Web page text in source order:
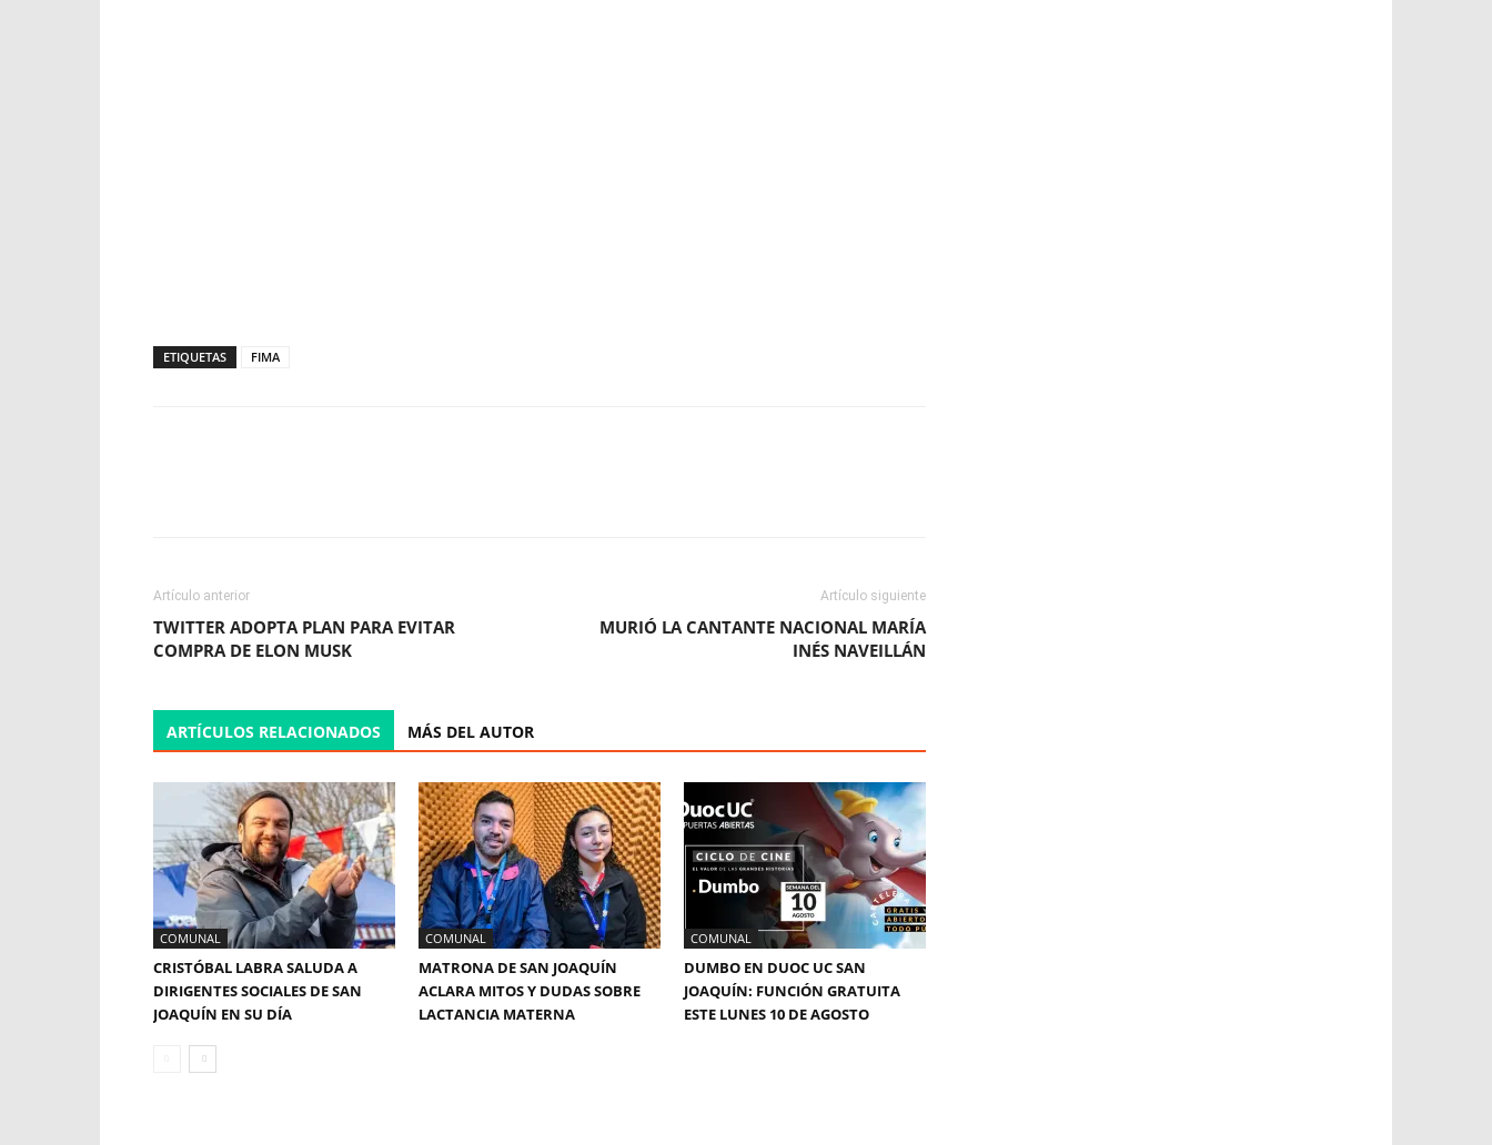
ETIQUETAS FIMA
Artículo anterior
TWITTER ADOPTA PLAN PARA EVITAR
COMPRA DE ELON MUSK
Artículo siguiente
MURIÓ LA CANTANTE NACIONAL MARÍA
INÉS NAVEILLÁN
ARTÍCULOS RELACIONADOS MÁS DEL AUTOR
COMUNAL
CRISTÓBAL LABRA SALUDA A
DIRIGENTES SOCIALES DE SAN
JOAQUÍN EN SU DÍA
COMUNAL
MATRONA DE SAN JOAQUÍN
ACLARA MITOS Y DUDAS SOBRE
LACTANCIA MATERNA
COMUNAL
DUMBO EN DUOC UC SAN
JOAQUÍN: FUNCIÓN GRATUITA
ESTE LUNES 10 DE AGOSTO